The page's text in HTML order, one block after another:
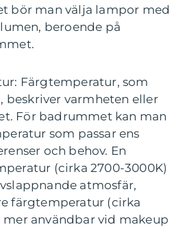
bör man välja lampor med
beroende på
Färgtemperatur, som
beskriver varmheten eller
För badrummet kan man
som passar ens
och behov. En
(cirka 2700-3000K)
atmosfär,
färgtemperatur (cirka
mer användbar vid makeup